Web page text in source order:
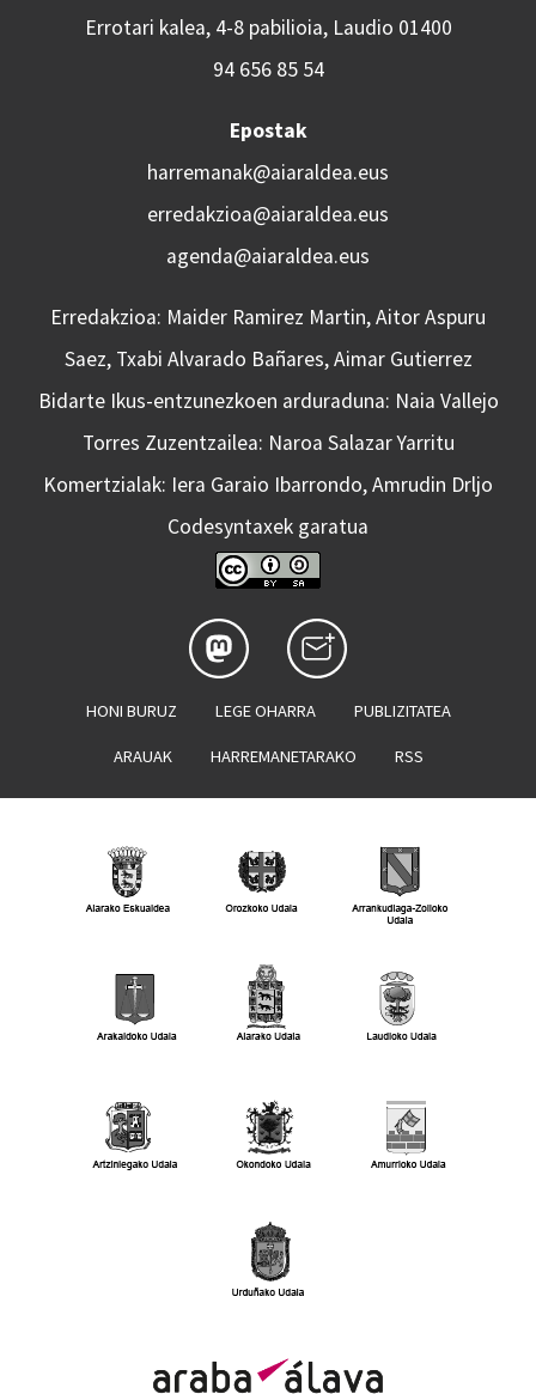
Errotari kalea, 4-8 pabilioia, Laudio 01400
94 656 85 54
Epostak
harremanak@aiaraldea.eus
erredakzioa@aiaraldea.eus
agenda@aiaraldea.eus
Erredakzioa: Maider Ramirez Martin, Aitor Aspuru
Saez, Txabi Alvarado Bañares, Aimar Gutierrez
Bidarte Ikus-entzunezkoen arduraduna: Naia Vallejo
Torres Zuzentzailea: Naroa Salazar Yarritu
Komertzialak: Iera Garaio Ibarrondo, Amrudin Drljo
Codesyntaxek garatua
HONI BURUZ LEGE OHARRA PUBLIZITATEA
ARAUAK HARREMANETARAKO RSS